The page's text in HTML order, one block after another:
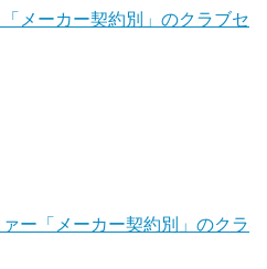
メーカー契約別」のクラブセ
ー「メーカー契約別」のクラ